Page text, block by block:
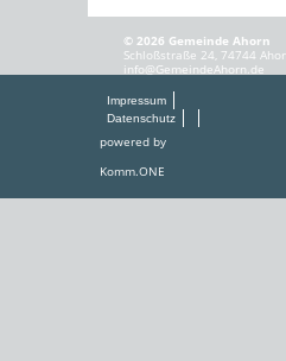
© 2026 Gemeinde Ahorn
Schloßstraße 24, 74744
info@GemeindeAhorn.de
Impressum
Datenschutz
powered by
Komm.ONE